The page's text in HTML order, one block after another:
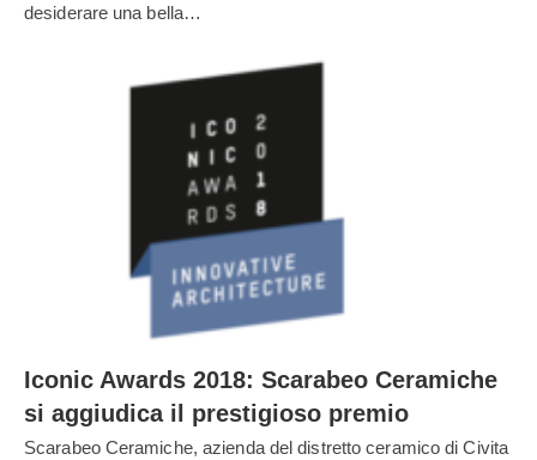
desiderare una bella…
Iconic Awards 2018: Scarabeo Ceramiche
si aggiudica il prestigioso premio
Scarabeo Ceramiche, azienda del distretto ceramico di Civita